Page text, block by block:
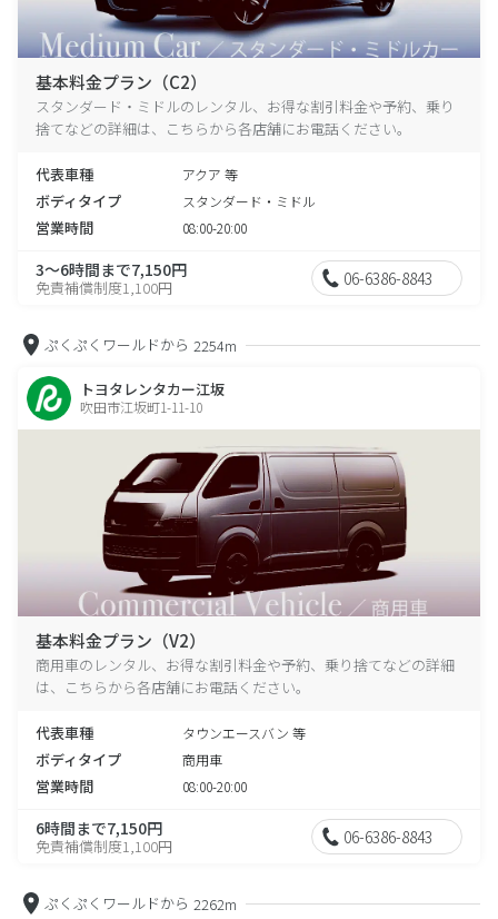
基本料金プラン（C2）
スタンダード・ミドルのレンタル、お得な割引料金や予約、乗り
捨てなどの詳細は、こちらから各店舗にお電話ください。
代表車種 アクア 等
ボディタイプ スタンダード・ミドル
営業時間 08:00-20:00
3～6時間まで7,150円
免責補償制度1,100円 06-6386-8843
ぷくぷくワールドから 2254m
トヨタレンタカー江坂
吹田市江坂町1-11-10
基本料金プラン（V2）
商用車のレンタル、お得な割引料金や予約、乗り捨てなどの詳細
は、こちらから各店舗にお電話ください。
代表車種 タウンエースバン 等
ボディタイプ 商用車
営業時間 08:00-20:00
6時間まで7,150円
免責補償制度1,100円 06-6386-8843
ぷくぷくワールドから 2262m